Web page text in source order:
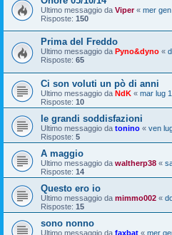
Ultimo messaggio da Viper« mer
Risposte: 150
Prima del Freddo
Ultimo messaggio da Pyno&dyno «
Risposte: 65
Ci son voluti un pò di anni
Ultimo messaggio da NdK « mar lug
Risposte: 10
le grandi soddisfazioni
Ultimo messaggio da tonino « ven
Risposte: 5
A maggio
Ultimo messaggio da waltherp38 «
Risposte: 14
Questo ero io
Ultimo messaggio da mimmo002 «
Risposte: 15
sono nonno
Ultimo messaggio da faxbat « mer